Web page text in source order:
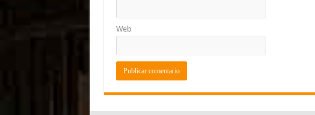
Web